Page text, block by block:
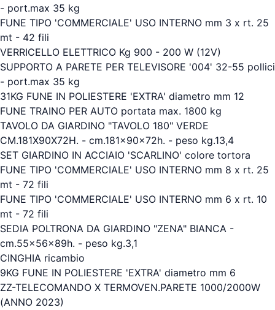
- port.max 35 kg
FUNE TIPO 'COMMERCIALE' USO INTERNO mm 3 x rt. 25
mt - 42 fili
VERRICELLO ELETTRICO Kg 900 - 200 W (12V)
SUPPORTO A PARETE PER TELEVISORE '004' 32-55 pollici
- port.max 35 kg
31KG FUNE IN POLIESTERE 'EXTRA' diametro mm 12
FUNE TRAINO PER AUTO portata max. 1800 kg
TAVOLO DA GIARDINO "TAVOLO 180" VERDE
CM.181X90X72H. - cm.181x90x72h. - peso kg.13,4
SET GIARDINO IN ACCIAIO 'SCARLINO' colore tortora
FUNE TIPO 'COMMERCIALE' USO INTERNO mm 8 x rt. 25
mt - 72 fili
FUNE TIPO 'COMMERCIALE' USO INTERNO mm 6 x rt. 10
mt - 72 fili
SEDIA POLTRONA DA GIARDINO "ZENA" BIANCA -
cm.55x56x89h. - peso kg.3,1
CINGHIA ricambio
9KG FUNE IN POLIESTERE 'EXTRA' diametro mm 6
ZZ-TELECOMANDO X TERMOVEN.PARETE 1000/2000W
(ANNO 2023)